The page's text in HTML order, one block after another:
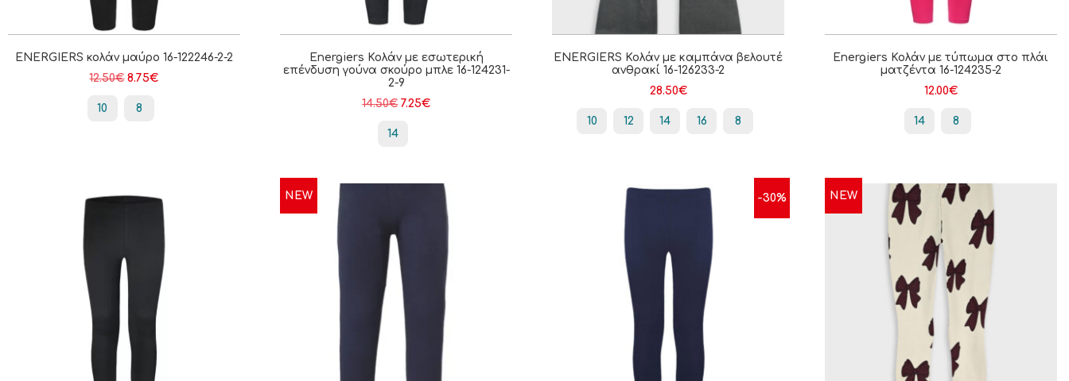
ENERGIERS κολάν μαύρο 16-122246-2-2
12.50€ 8.75€
10 8
Energiers Κολάν με εσωτερική
επένδυση γούνα σκούρο μπλε 16-124231-
2-9
14.50€ 7.25€
14
ENERGIERS Κολάν με καμπάνα βελουτέ
ανθρακί 16-126233-2
28.50€
10 12 14 16 8
Energiers Κολάν με τύπωμα στο πλάι
ματζέντα 16-124235-2
12.00€
14 8
NEW -30% NEW